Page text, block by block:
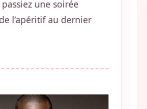
une soirée
l’apéritif au dernier